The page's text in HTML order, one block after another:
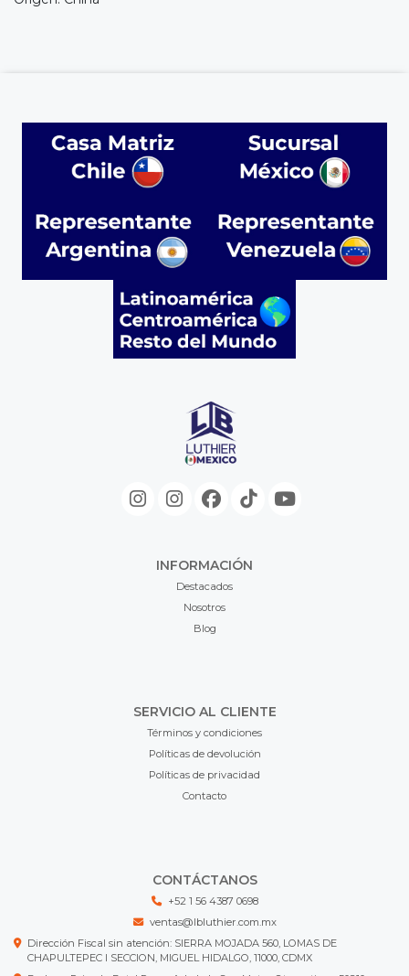
INFORMACIÓN
Destacados
Nosotros
Blog
SERVICIO AL CLIENTE
Términos y condiciones
Políticas de devolución
Políticas de privacidad
Contacto
CONTÁCTANOS
+52 1 56 4387 0698
ventas@lbluthier.com.mx
Dirección Fiscal sin atención: SIERRA MOJADA 560, LOMAS DE
CHAPULTEPEC I SECCION, MIGUEL HIDALGO, 11000, CDMX